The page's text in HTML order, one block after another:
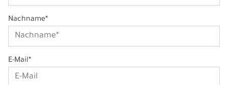
Nachname*
E-Mail*